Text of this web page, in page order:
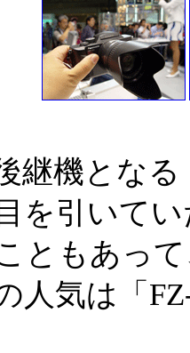
継機となる
を引いて
ともあっ
人気は「